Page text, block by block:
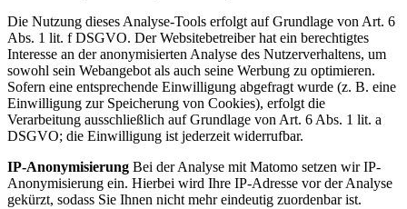
Die Nutzung dieses Analyse-Tools erfolgt auf Grundlage von Art. 6
Abs. 1 lit. f DSGVO. Der Websitebetreiber hat ein berechtigtes
Interesse an der anonymisierten Analyse des Nutzerverhaltens, um
sowohl sein Webangebot als auch seine Werbung zu optimieren.
Sofern eine entsprechende Einwilligung abgefragt wurde (z. B. eine
Einwilligung zur Speicherung von Cookies), erfolgt die
Verarbeitung ausschließlich auf Grundlage von Art. 6 Abs. 1 lit. a
DSGVO; die Einwilligung ist jederzeit widerrufbar.
IP-Anonymisierung Bei der Analyse mit Matomo setzen wir IP-
Anonymisierung ein. Hierbei wird Ihre IP-Adresse vor der Analyse
gekürzt, sodass Sie Ihnen nicht mehr eindeutig zuordenbar ist.